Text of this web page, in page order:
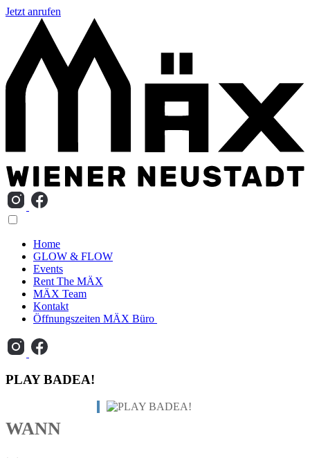
Jetzt anrufen
Home
GLOW & FLOW
Events
Rent The MÄX
MÄX Team
Kontakt
Öffnungszeiten MÄX Büro
PLAY BADEA!
WANN